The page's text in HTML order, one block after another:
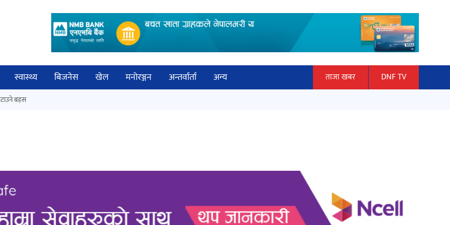
स्वास्थ्य बिजनेस खेल मनोरञ्जन अन्तर्वार्ता
अन्य
ताजा खबर DNF TV
अर्जुन चन्द्रको ‘संवेदनाका प्रतिध्वनि’
मुक्तकसङ्ग्रह लोकार्पण
बहस